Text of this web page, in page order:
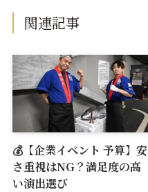
関連記事
💰【企業イベント 予算】安
さ重視はNG？満足度の高
い演出選び